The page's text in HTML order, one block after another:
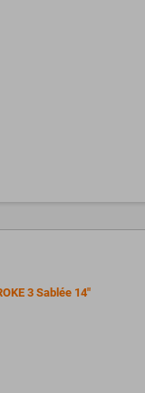
3 Sablée 14"